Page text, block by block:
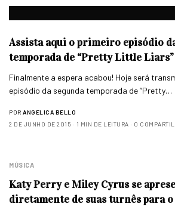
Assista aqui o primeiro episódio
temporada de “Pretty Little Liars”
Finalmente a espera acabou! Hoje será
episódio da segunda temporada de “Pretty…
POR ANGELICA BELLO
2 DE JUNHO DE 2015
1 MIN DE LEITURA 0
MÚSICA
Katy Perry e Miley Cyrus se
diretamente de suas turnês para o